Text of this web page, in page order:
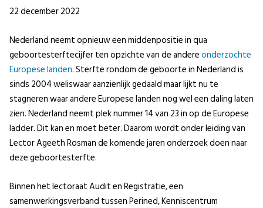
22 december 2022
Nederland neemt opnieuw een middenpositie in qua
geboortesterftecijfer ten opzichte van de andereonderzochte
Europese landen. Sterfte rondom de geboorte in Nederland is
sinds 2004 weliswaar aanzienlijk gedaald maar lijkt nu te
stagneren waar andere Europese landen nog wel een daling laten
zien. Nederland neemt plek nummer 14 van 23 in op de Europese
ladder. Dit kan en moet beter. Daarom wordt onder leiding van
Lector Ageeth Rosman de komende jaren onderzoek doen naar
deze geboortesterfte.
Binnen het lectoraat Audit en Registratie, een
samenwerkingsverband tussen Perined, Kenniscentrum